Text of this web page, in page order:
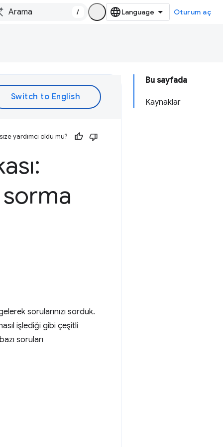
/ Oturum aç
Bu sayfada
Kaynaklar
yardımcı oldu mu?
sorma
sorularınızı sorduk.
işlediği gibi çeşitli
soruları